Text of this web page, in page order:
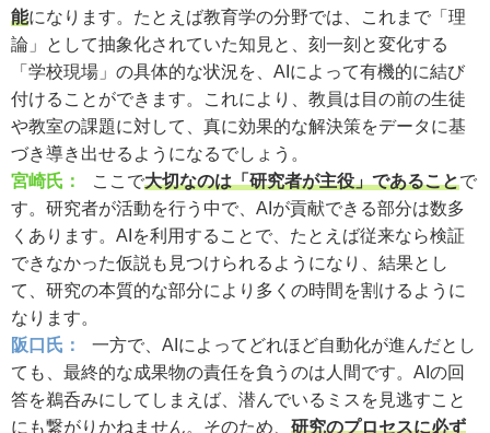
能になります。たとえば教育学の分野では、これまで「理
論」として抽象化されていた知見と、刻一刻と変化する
「学校現場」の具体的な状況を、AIによって有機的に結び
付けることができます。これにより、教員は目の前の生徒
や教室の課題に対して、真に効果的な解決策をデータに基
づき導き出せるようになるでしょう。
宮崎氏：
ここで大切なのは「研究者が主役」であることで
す。研究者が活動を行う中で、AIが貢献できる部分は数多
くあります。AIを利用することで、たとえば従来なら検証
できなかった仮説も見つけられるようになり、結果とし
て、研究の本質的な部分により多くの時間を割けるように
なります。
阪口氏：
一方で、AIによってどれほど自動化が進んだとし
ても、最終的な成果物の責任を負うのは人間です。AIの回
答を鵜呑みにしてしまえば、潜んでいるミスを見逃すこと
にも繋がりかねません。そのため、 研究のプロセスに必ず